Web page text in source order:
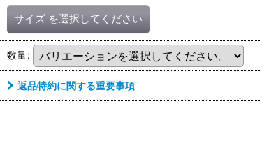
サイズ を選択してください
数量:
返品特約に関する重要事項